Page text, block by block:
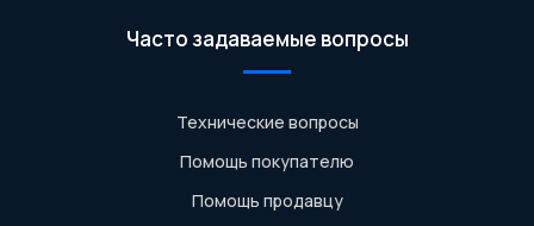
Часто задаваемые вопросы
Технические вопросы
Помощь покупателю
Помощь продавцу